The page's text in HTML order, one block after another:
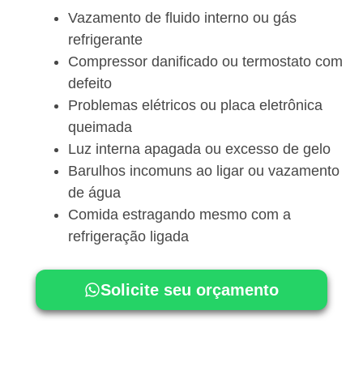
Vazamento de fluido interno ou gás
refrigerante
Compressor danificado ou termostato com
defeito
Problemas elétricos ou placa eletrônica
queimada
Luz interna apagada ou excesso de gelo
Barulhos incomuns ao ligar ou vazamento
de água
Comida estragando mesmo com a
refrigeração ligada
Solicite seu orçamento